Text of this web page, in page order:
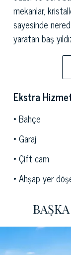
mekanlar,
sayesinde
yaratan baş
dikkat çekiyor.
ağaçları,
bahçe
anlarının tadını
Floransa
, her
hava müzesi.
Brunelleschi
sunmanın yanı
sayesinde
mutfağının
konumu
hem de eşsiz
ediyor.
Ekstra
Bahçe
Garaj
Çift cam
Ahşap yer
BAŞKA